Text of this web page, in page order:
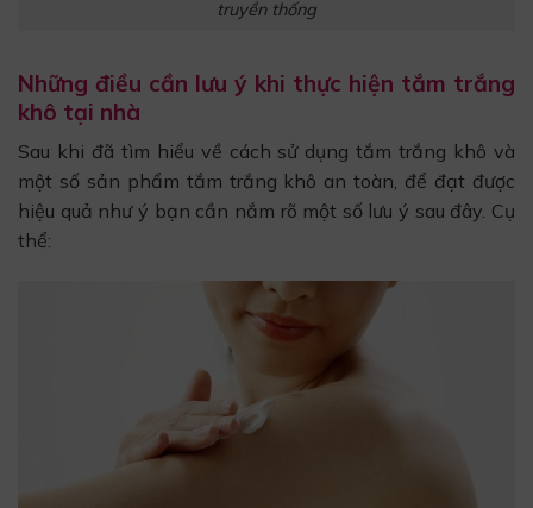
truyền thống
Những điều cần lưu ý khi thực hiện tắm trắng
khô tại nhà
Sau khi đã tìm hiểu về cách sử dụng tắm trắng khô và
một số sản phẩm tắm trắng khô an toàn, để đạt được
hiệu quả như ý bạn cần nắm rõ một số lưu ý sau đây. Cụ
thể: